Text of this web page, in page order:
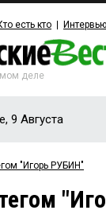
есть кто Интервью
деле
9 Августа
"Игорь РУБИН"